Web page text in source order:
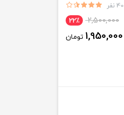
40 نفر
2,500,000 22٪
1,950,000 تومان